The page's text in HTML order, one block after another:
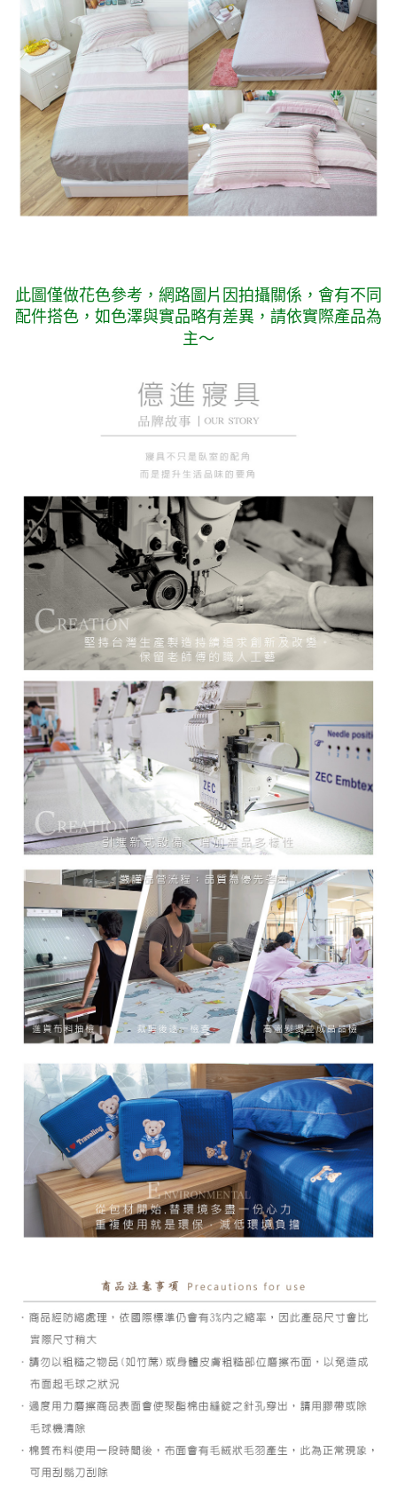
此圖僅做花色參考， 網路圖片因拍攝關係，會有不同
配件搭色，如色澤與實品略有差異，請依實際產品為
主～